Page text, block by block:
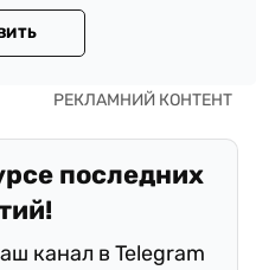
последних
канал в Telegram